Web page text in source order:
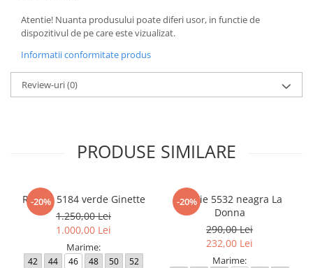
Atentie! Nuanta produsului poate diferi usor, in functie de
dispozitivul de pe care este vizualizat.
Informatii conformitate produs
Review-uri(0)
PRODUSE SIMILARE
-20%
Rochie 5184 verde Ginette
1.250,00 Lei
1.000,00 Lei
Marime:
42 44 46 48 50 52
-20%
Rochie 5532 neagra La
Donna
290,00 Lei
232,00 Lei
Marime: